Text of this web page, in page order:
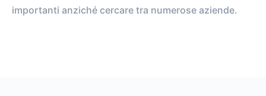
importanti anziché cercare tra numerose aziende.